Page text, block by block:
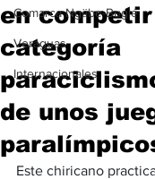
Comarca Ngäbe-Buglé
Veraguas
Internacionales
en
categoría
de unos
Este chiricano